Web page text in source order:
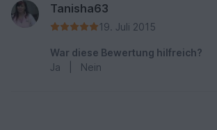
Tanisha63
19. Juli 2015
War diese Bewertung hilfreich?
Ja
Nein